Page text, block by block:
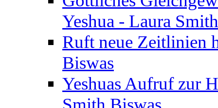
Yeshua - Laura
Ruft neue Zeitlinien
Biswas
Yeshuas Aufruf zur